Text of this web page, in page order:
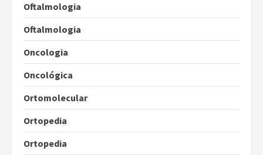
Oftalmologia
Oftalmologia
Oncologia
Oncológica
Ortomolecular
Ortopedia
Ortopedia